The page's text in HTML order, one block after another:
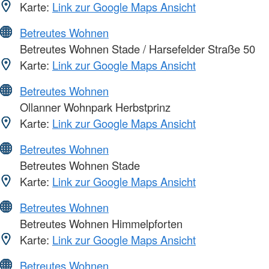
Karte: Link zur Google Maps Ansicht
Betreutes Wohnen
Betreutes Wohnen Stade / Harsefelder Straße 50
Karte: Link zur Google Maps Ansicht
Betreutes Wohnen
Ollanner Wohnpark Herbstprinz
Karte: Link zur Google Maps Ansicht
Betreutes Wohnen
Betreutes Wohnen Stade
Karte: Link zur Google Maps Ansicht
Betreutes Wohnen
Betreutes Wohnen Himmelpforten
Karte: Link zur Google Maps Ansicht
Betreutes Wohnen